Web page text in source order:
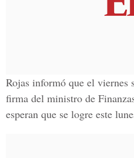
Rojas informó que el viernes
firma del ministro de
esperan que se logre este